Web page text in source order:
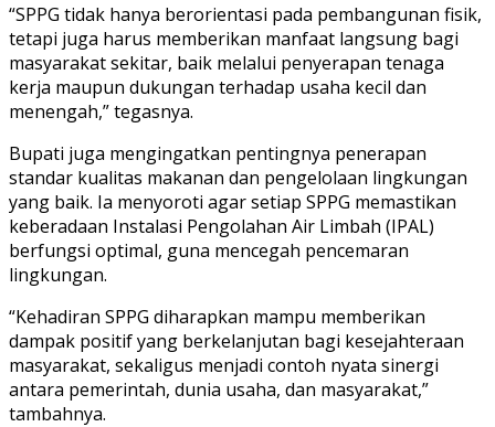
“SPPG tidak hanya berorientasi pada pembangunan fisik,
tetapi juga harus memberikan manfaat langsung bagi
masyarakat sekitar, baik melalui penyerapan tenaga
kerja maupun dukungan terhadap usaha kecil dan
menengah,” tegasnya.
Bupati juga mengingatkan pentingnya penerapan
standar kualitas makanan dan pengelolaan lingkungan
yang baik. Ia menyoroti agar setiap SPPG memastikan
keberadaan Instalasi Pengolahan Air Limbah (IPAL)
berfungsi optimal, guna mencegah pencemaran
lingkungan.
“Kehadiran SPPG diharapkan mampu memberikan
dampak positif yang berkelanjutan bagi kesejahteraan
masyarakat, sekaligus menjadi contoh nyata sinergi
antara pemerintah, dunia usaha, dan masyarakat,”
tambahnya.